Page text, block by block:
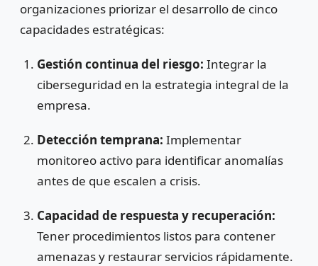
organizaciones priorizar el desarrollo de cinco
capacidades estratégicas:
Gestión continua del riesgo: Integrar la
ciberseguridad en la estrategia integral de la
empresa.
Detección temprana: Implementar
monitoreo activo para identificar anomalías
antes de que escalen a crisis.
Capacidad de respuesta y recuperación:
Tener procedimientos listos para contener
amenazas y restaurar servicios rápidamente.